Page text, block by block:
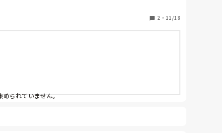
2 ・ 11/18
められていません。